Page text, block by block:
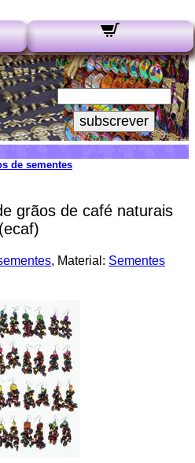
Nossos Boletins:
Seu e-mail:
subscrever
de sementes
grãos de café naturais
(ecaf)
, Material: Sementes